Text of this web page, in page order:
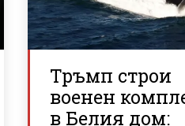
Тръмп строи
военен
в Белия дом: